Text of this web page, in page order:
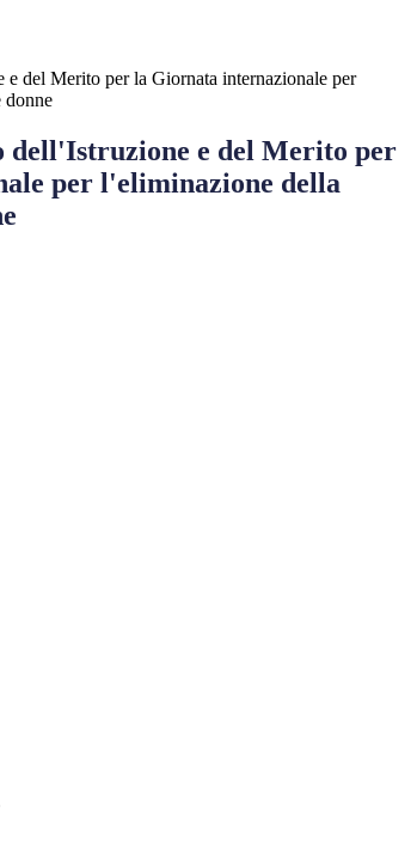
del Merito per la Giornata internazionale per
donne
dell'Istruzione e del Merito per
per l'eliminazione della